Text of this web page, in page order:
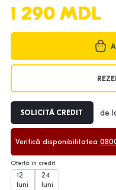
1 290 MDL
SOLICITĂ CREDIT de
Verifică disponibilitatea
Ofertă în credit
12
luni
24
luni